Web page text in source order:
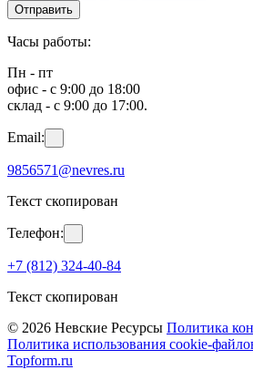
Отправить
Часы работы:
Пн - пт
офис - с 9:00 до 18:00
склад - с 9:00 до 17:00.
Email:
9856571@nevres.ru
Текст скопирован
Телефон:
+7 (812) 324-40-84
Текст скопирован
© 2026 Невские Ресурсы Политика
Политика использования cookie-
Topform.ru